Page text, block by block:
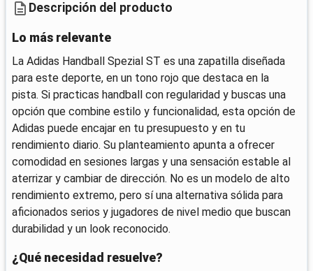
Descripción del producto
Lo más relevante
La Adidas Handball Spezial ST es una zapatilla diseñada
para este deporte, en un tono rojo que destaca en la
pista. Si practicas handball con regularidad y buscas una
opción que combine estilo y funcionalidad, esta opción de
Adidas puede encajar en tu presupuesto y en tu
rendimiento diario. Su planteamiento apunta a ofrecer
comodidad en sesiones largas y una sensación estable al
aterrizar y cambiar de dirección. No es un modelo de alto
rendimiento extremo, pero sí una alternativa sólida para
aficionados serios y jugadores de nivel medio que buscan
durabilidad y un look reconocido.
¿Qué necesidad resuelve?